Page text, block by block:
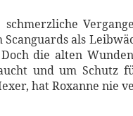
Scanguards als
die alten
und um Schutz
hat Roxanne nie